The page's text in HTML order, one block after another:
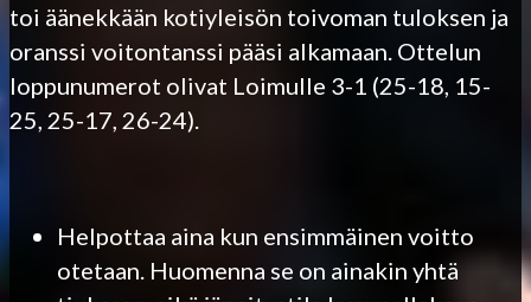
toi äänekkään kotiyleisön toivoman tuloksen ja
oranssi voitontanssi pääsi alkamaan. Ottelun
loppunumerot olivat Loimulle 3-1 (25-18, 15-
25, 25-17, 26-24).
Helpottaa aina kun ensimmäinen voitto
otetaan. Huomenna se on ainakin yhtä